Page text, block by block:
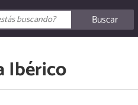
Buscar
Ibérico